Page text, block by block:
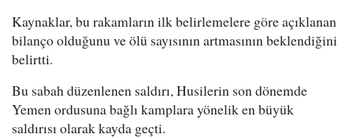
Kaynaklar, bu rakamların ilk belirlemelere göre açıklanan
bilanço olduğunu ve ölü sayısının artmasının beklendiğini
belirtti.
Bu sabah düzenlenen saldırı, Husilerin son dönemde
Yemen ordusuna bağlı kamplara yönelik en büyük
saldırısı olarak kayda geçti.